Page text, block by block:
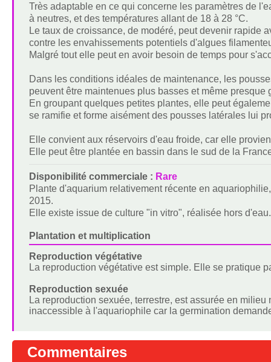
Très adaptable en ce qui concerne les paramètres de
à neutres, et des températures allant de 18 à 28 °C.
Le taux de croissance, de modéré, peut devenir rapide
contre les envahissements potentiels d'algues
Malgré tout elle peut en avoir besoin de temps pour
Dans les conditions idéales de maintenance, les
peuvent être maintenues plus basses et même
En groupant quelques petites plantes, elle peut
se ramifie et forme aisément des pousses latérales lui
Elle convient aux réservoirs d'eau froide, car elle
Elle peut être plantée en bassin dans le sud de la
Disponibilité commerciale : Rare
Plante d'aquarium relativement récente en
2015.
Elle existe issue de culture "in vitro", réalisée hors
Plantation et multiplication
Reproduction végétative
La reproduction végétative est simple. Elle se pratique
Reproduction sexuée
La reproduction sexuée, terrestre, est assurée en
inaccessible à l'aquariophile car la germination
Commentaires